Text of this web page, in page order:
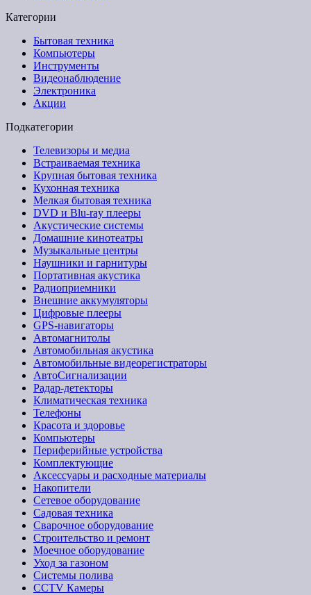
Категории
Бытовая техника
Компьютеры
Инструменты
Видеонаблюдение
Электроника
Акции
Подкатегории
Телевизоры и медиа
Встраиваемая техника
Крупная бытовая техника
Кухонная техника
Мелкая бытовая техника
DVD и Blu-ray плееры
Акустические системы
Домашние кинотеатры
Музыкальные центры
Наушники и гарнитуры
Портативная акустика
Радиоприемники
Внешние аккумуляторы
Цифровые плееры
GPS-навигаторы
Автомагнитолы
Автомобильная акустика
Автомобильные видеорегистраторы
АвтоСигнализации
Радар-детекторы
Климатическая техника
Телефоны
Красота и здоровье
Компьютеры
Периферийные устройства
Комплектующие
Аксессуары и расходные материалы
Накопители
Сетевое оборудование
Садовая техника
Сварочное оборудование
Строительство и ремонт
Моечное оборудование
Уход за газоном
Системы полива
CCTV Камеры